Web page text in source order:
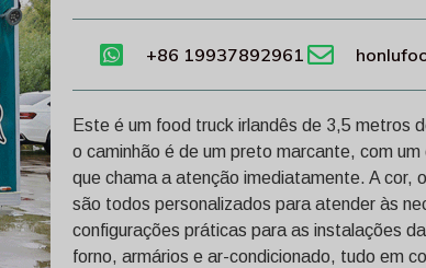
+86 19937892961
Este é um food truck irlandês de 3,5 metros
o caminhão é de um preto marcante, com
que chama a atenção imediatamente. A cor,
são todos personalizados para atender às
configurações práticas para as instalações
forno, armários e ar-condicionado, tudo em